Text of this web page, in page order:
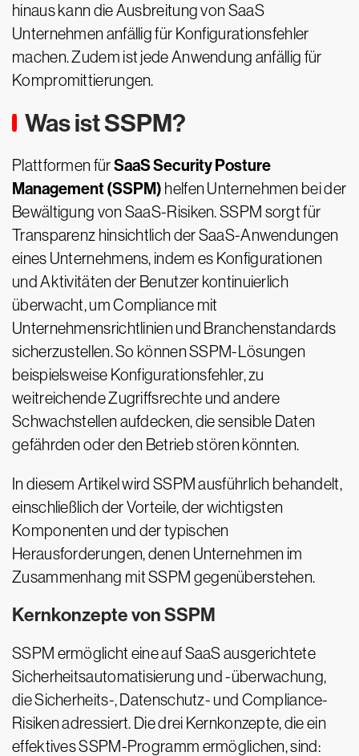
hinaus kann die Ausbreitung von SaaS
Unternehmen anfällig für Konfigurationsfehler
machen. Zudem ist jede Anwendung anfällig für
Kompromittierungen.
Was ist SSPM?
Plattformen fürSaaS Security Posture
Management (SSPM) helfen Unternehmen bei der
Bewältigung von SaaS-Risiken. SSPM sorgt für
Transparenz hinsichtlich der SaaS-Anwendungen
eines Unternehmens, indem es Konfigurationen
und Aktivitäten der Benutzer kontinuierlich
überwacht, um Compliance mit
Unternehmensrichtlinien und Branchenstandards
sicherzustellen. So können SSPM-Lösungen
beispielsweise Konfigurationsfehler, zu
weitreichende Zugriffsrechte und andere
Schwachstellen aufdecken, die sensible Daten
gefährden oder den Betrieb stören könnten.
In diesem Artikel wird SSPM ausführlich behandelt,
einschließlich der Vorteile, der wichtigsten
Komponenten und der typischen
Herausforderungen, denen Unternehmen im
Zusammenhang mit SSPM gegenüberstehen.
Kernkonzepte von SSPM
SSPM ermöglicht eine auf SaaS ausgerichtete
Sicherheitsautomatisierung und -überwachung,
die Sicherheits-, Datenschutz- und Compliance-
Risiken adressiert. Die drei Kernkonzepte, die ein
effektives SSPM-Programm ermöglichen, sind: